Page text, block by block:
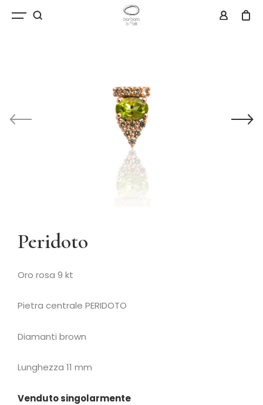
Peridoto
Oro rosa 9 kt
Pietra centrale PERIDOTO
Diamanti brown
Lunghezza 11 mm
Venduto singolarmente